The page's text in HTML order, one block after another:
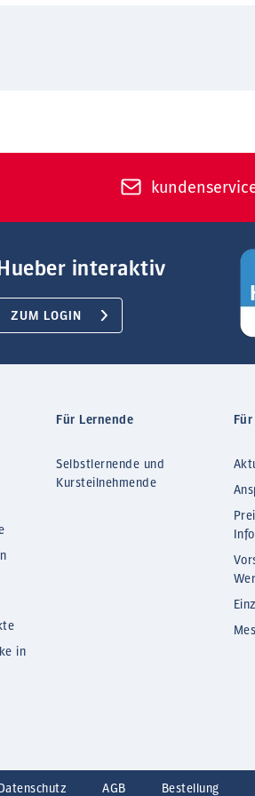
Hueber interaktiv
ZUM LOGIN
in
Für Lernende
Selbstlernende und
Kursteilnehmende
Datenschutz AGB Bestellung